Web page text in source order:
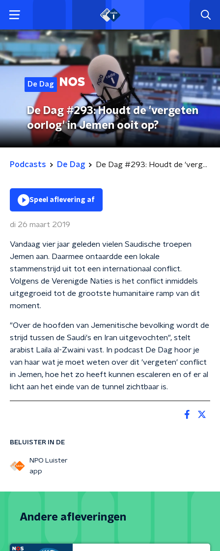
De Dag
De Dag #293: Houdt de 'vergeten
oorlog' in Jemen ooit op?
Podcasts De Dag De Dag #293: Houdt de 'vergeten oorlog' in Jemen ooit op?
BELUISTER IN DE
NPO Luister
app
Speel aflevering af
di 26 maart 2019
Vandaag vier jaar geleden vielen Saudische troepen
Jemen aan. Daarmee ontaardde een lokale
stammenstrijd uit tot een internationaal conflict.
Volgens de Verenigde Naties is het conflict inmiddels
uitgegroeid tot de grootste humanitaire ramp van dit
moment.
"Over de hoofden van Jemenitische bevolking wordt de
strijd tussen de Saudi's en Iran uitgevochten", stelt
arabist Laila al-Zwaini vast. In podcast De Dag hoor je
van haar wat je moet weten over dit 'vergeten' conflict
in Jemen, hoe het zo heeft kunnen escaleren en of er al
licht aan het einde van de tunnel zichtbaar is.
Andere afleveringen